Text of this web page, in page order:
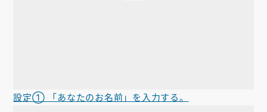
設定① 「あなたのお名前」を入力する。